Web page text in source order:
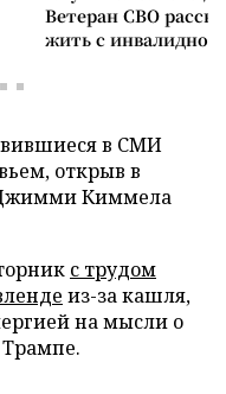
Ветеран СВО
жить с
в СМИ
открыв в
Киммела
с трудом
из-за кашля,
на мысли о